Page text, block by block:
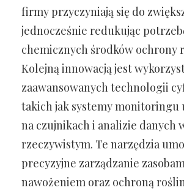
firmy przyczyniają się do
jednocześnie redukując
chemicznych środków ochrony
Kolejną innowacją jest
zaawansowanych technologii
takich jak systemy monitoringu
na czujnikach i analizie danych
rzeczywistym. Te narzędzia
precyzyjne zarządzanie
nawożeniem oraz ochroną